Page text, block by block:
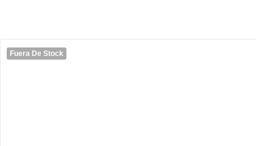
Fuera De Stock